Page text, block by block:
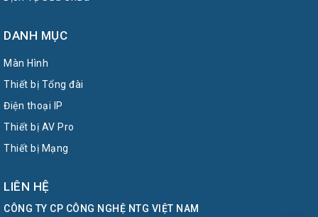
DANH MỤC
Màn Hình
Thiết bị Tổng đài
Điện thoại IP
Thiết bị AV Pro
Thiết bị Mạng
LIÊN HỆ
CÔNG TY CP CÔNG NGHỆ NTG VIỆT NAM